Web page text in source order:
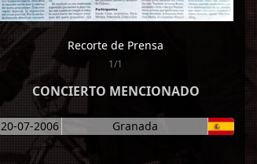
Recorte de Prensa
1/1
CONCIERTO MENCIONADO
20-07-2006 Granada